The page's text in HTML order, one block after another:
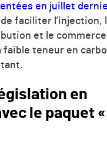
en juillet
faciliter l’injection,
et le commerce
faible teneur en
en
le paquet